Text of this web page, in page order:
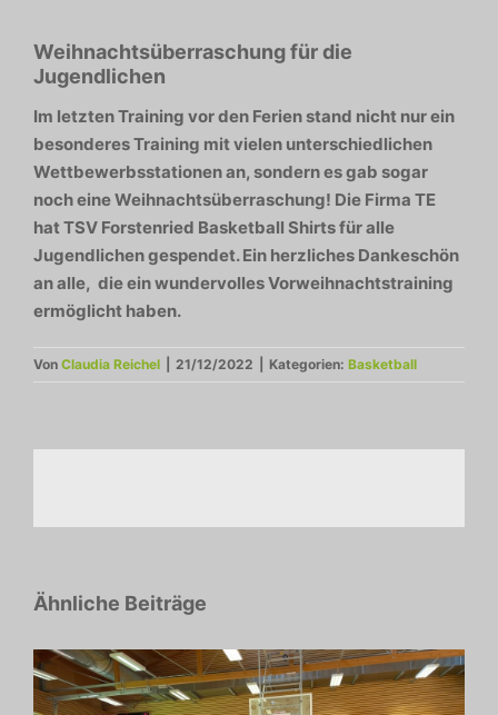
Weihnachtsüberraschung für die
Jugendlichen
Im letzten Training vor den Ferien stand nicht nur ein
besonderes Training mit vielen unterschiedlichen
Wettbewerbsstationen an, sondern es gab sogar
noch eine Weihnachtsüberraschung! Die Firma TE
hat TSV Forstenried Basketball Shirts für alle
Jugendlichen gespendet. Ein herzliches Dankeschön
an alle, die ein wundervolles Vorweihnachtstraining
ermöglicht haben.
Von Claudia Reichel 21/12/2022 Kategorien: Basketball
Ähnliche Beiträge